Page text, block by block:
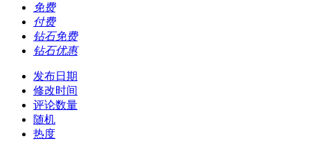
免费
付费
钻石免费
钻石优惠
发布日期
修改时间
评论数量
随机
热度